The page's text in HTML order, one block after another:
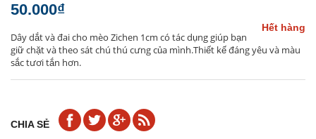
50.000₫
Hết hàng
Dây dắt và đai cho mèo Zichen 1cm có tác dụng giúp bạn
giữ chặt và theo sát chú thú cưng của mình.Thiết kế đáng yêu và màu
sắc tươi tắn hơn.
CHIA SẺ